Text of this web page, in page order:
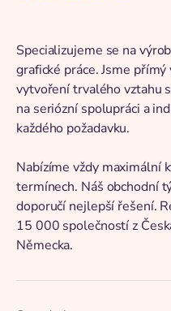
Specializujeme se na
grafické práce. Jsme
vytvoření trvalého vztahu
na seriózní spolupráci a
každého požadavku.
Nabízíme vždy maximální
termínech. Náš obchodní
doporučí nejlepší řešení.
15 000 společností z
Německa.